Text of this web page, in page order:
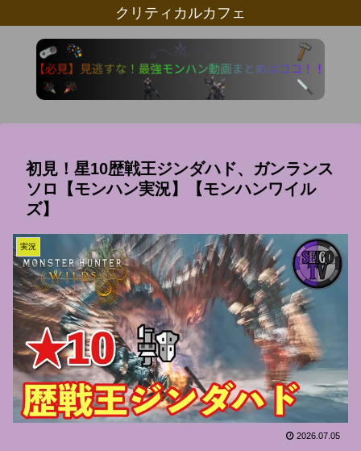
クリティカルカフェ
初見！星10歴戦王ジンダハド、ガンランス
ソロ【モンハン実況】【モンハンワイル
ズ】
実況
2026.07.05